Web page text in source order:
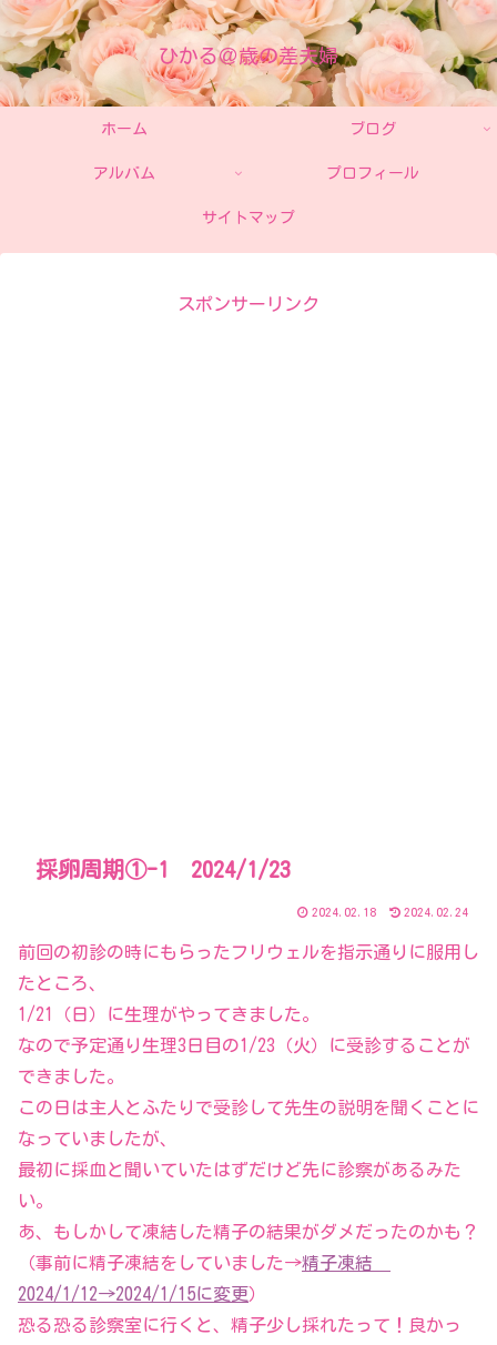
ひかる＠歳の差夫婦
ホーム ブログ
アルバム プロフィール
サイトマップ
スポンサーリンク
採卵周期①-1 2024/1/23
2024.02.18 2024.02.24
前回の初診の時にもらったフリウェルを指示通りに服用し
たところ、
1/21（日）に生理がやってきました。
なので予定通り生理3日目の1/23（火）に受診することが
できました。
この日は主人とふたりで受診して先生の説明を聞くことに
なっていましたが、
最初に採血と聞いていたはずだけど先に診察があるみた
い。
あ、もしかして凍結した精子の結果がダメだったのかも？
（事前に精子凍結をしていました→精子凍結
2024/1/12→2024/1/15に変更）
恐る恐る診察室に行くと、精子少し採れたって！良かっ